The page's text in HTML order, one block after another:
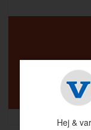
Hej &